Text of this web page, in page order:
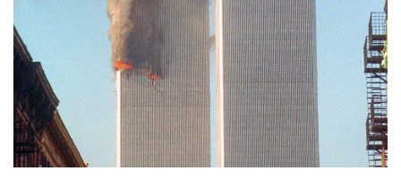
Cultura
Diccionario portátil de la literatura chilena
Documentos
Fragmentos
Gran reserva